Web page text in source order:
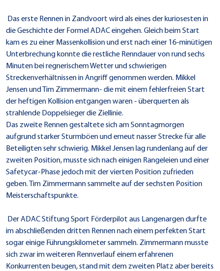
Das erste Rennen in Zandvoort wird als eines der kuriosesten in
die Geschichte der Formel ADAC eingehen. Gleich beim Start
kam es zu einer Massenkollision und erst nach einer 16-minütigen
Unterbrechung konnte die restliche Renndauer von rund sechs
Minuten bei regnerischem Wetter und schwierigen
Streckenverhältnissen in Angriff genommen werden. Mikkel
Jensen und Tim Zimmermann- die mit einem fehlerfreien Start
der heftigen Kollision entgangen waren - überquerten als
strahlende Doppelsieger die Ziellinie.
Das zweite Rennen gestaltete sich am Sonntagmorgen
aufgrund starker Sturmböen und erneut nasser Strecke für alle
Beteiligten sehr schwierig. Mikkel Jensen lag rundenlang auf der
zweiten Position, musste sich nach einigen Rangeleien und einer
Safetycar-Phase jedoch mit der vierten Position zufrieden
geben. Tim Zimmermann sammelte auf der sechsten Position
Meisterschaftspunkte.
Der ADAC Stiftung Sport Förderpilot aus Langenargen durfte
im abschließenden dritten Rennen nach einem perfekten Start
sogar einige Führungskilometer sammeln. Zimmermann musste
sich zwar im weiteren Rennverlauf einem erfahrenen
Konkurrenten beugen, stand mit dem zweiten Platz aber bereits